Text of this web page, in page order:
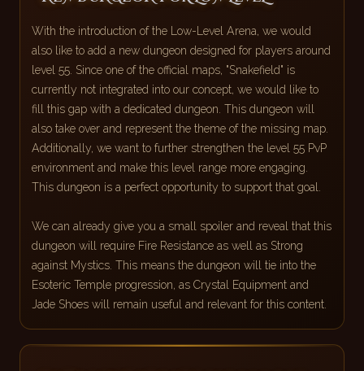
With the introduction of the Low-Level Arena, we would
also like to add a new dungeon designed for players around
level 55. Since one of the official maps, "Snakefield" is
currently not integrated into our concept, we would like to
fill this gap with a dedicated dungeon. This dungeon will
also take over and represent the theme of the missing map.
Additionally, we want to further strengthen the level 55 PvP
environment and make this level range more engaging.
This dungeon is a perfect opportunity to support that goal.
We can already give you a small spoiler and reveal that this
dungeon will require Fire Resistance as well as Strong
against Mystics. This means the dungeon will tie into the
Esoteric Temple progression, as Crystal Equipment and
Jade Shoes will remain useful and relevant for this content.